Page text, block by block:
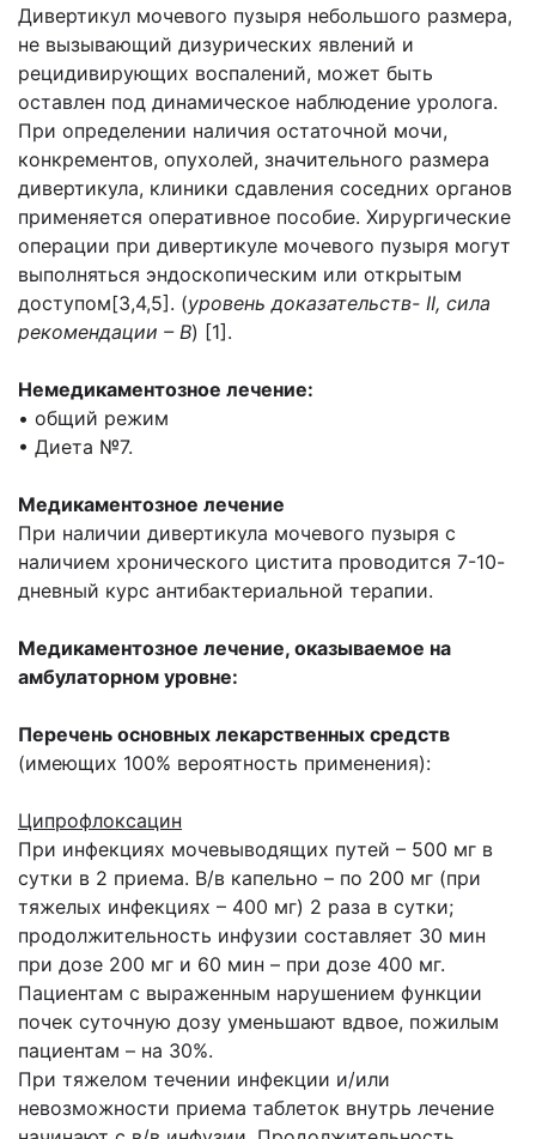
Дивертикул мочевого пузыря небольшого размера,
не вызывающий дизурических явлений и
рецидивирующих воспалений, может быть
оставлен под динамическое наблюдение уролога.
При определении наличия остаточной мочи,
конкрементов, опухолей, значительного размера
дивертикула, клиники сдавления соседних органов
применяется оперативное пособие. Хирургические
операции при дивертикуле мочевого пузыря могут
выполняться эндоскопическим или открытым
доступом[3,4,5]. (уровень доказательств- II, сила
рекомендации – В) [1].
Немедикаментозное лечение:
• общий режим
• Диета №7.
Медикаментозное лечение
При наличии дивертикула мочевого пузыря с
наличием хронического цистита проводится 7-10-
дневный курс антибактериальной терапии.
Медикаментозное лечение, оказываемое на
амбулаторном уровне:
Перечень основных лекарственных средств
(имеющих 100% вероятность применения):
Ципрофлоксацин
При инфекциях мочевыводящих путей – 500 мг в
сутки в 2 приема. В/в капельно – по 200 мг (при
тяжелых инфекциях – 400 мг) 2 раза в сутки;
продолжительность инфузии составляет 30 мин
при дозе 200 мг и 60 мин – при дозе 400 мг.
Пациентам с выраженным нарушением функции
почек суточную дозу уменьшают вдвое, пожилым
пациентам – на 30%.
При тяжелом течении инфекции и/или
невозможности приема таблеток внутрь лечение